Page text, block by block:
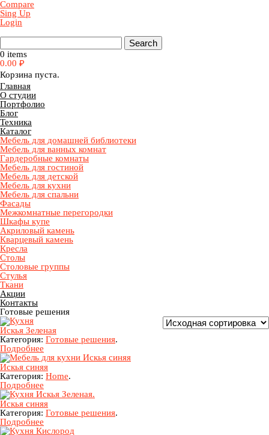
Compare
Sing Up
Login
0 items
0.00 ₽
Корзина пуста.
Главная
О студии
Портфолио
Блог
Техника
Каталог
Мебель для домашней библиотеки
Мебель для ванных комнат
Гардеробные комнаты
Мебель для гостиной
Мебель для детской
Мебель для кухни
Мебель для спальни
Фасады
Межкомнатные перегородки
Шкафы купе
Акриловый камень
Кварцевый камень
Кресла
Столы
Столовые группы
Стулья
Ткани
Акции
Контакты
Готовые решения
Искья Зеленая
Категория: Готовые решения.
Подробнее
Искья синяя
Категория: Home.
Подробнее
Искья синяя
Категория: Готовые решения.
Подробнее